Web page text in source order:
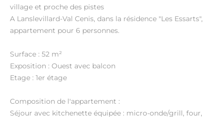
village et proche des pistes
A Lanslevillard-Val Cenis, dans la résidence "Les Essarts",
appartement pour 6 personnes.
Surface : 52 m²
Exposition : Ouest avec balcon
Etage : 1er étage
Composition de l'appartement :
Séjour avec kitchenette équipée : micro-onde/grill, four,